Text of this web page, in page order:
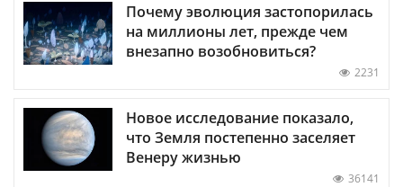
Почему эволюция застопорилась
на миллионы лет, прежде чем
внезапно возобновиться?
2231
Новое исследование показало,
что Земля постепенно заселяет
Венеру жизнью
36141